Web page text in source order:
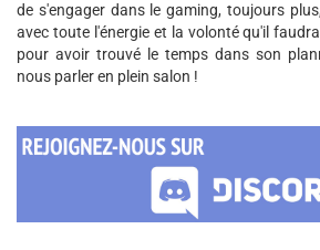
de s'engager dans le gaming, toujours
avec toute l'énergie et la volonté qu'il
pour avoir trouvé le temps dans son
nous parler en plein salon !